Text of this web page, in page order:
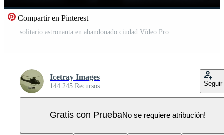
Compartir en Pinterest
solitario astronauta en abandonado ciudad Vídeo Pro
Icetray Images
144.245 Recursos Seguir
Gratis con PruebaNo se requiere atribución!